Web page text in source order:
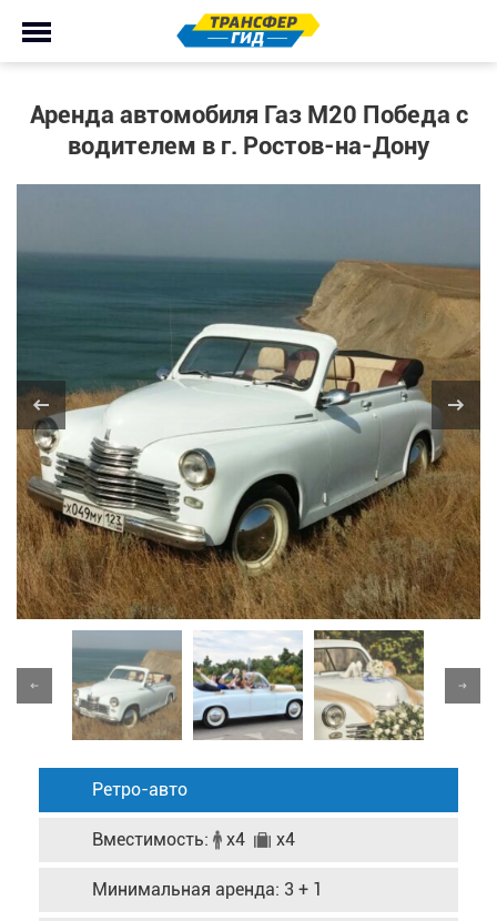
Аренда автомобиля Газ М20 Победа с
водителем в г. Ростов-на-Дону
Ретро-авто
Вместимость: x4 x4
Минимальная аренда: 3 + 1